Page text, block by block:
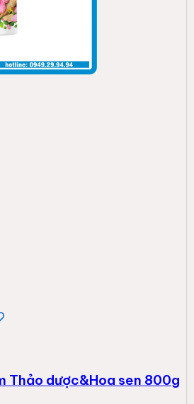
Thảo dược&Hoa sen 800g